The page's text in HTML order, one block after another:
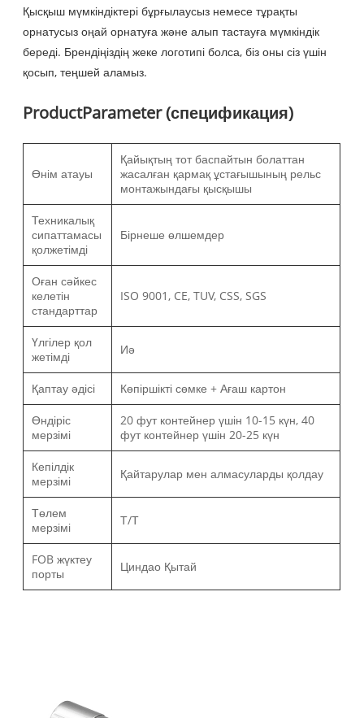
Қысқыш мүмкіндіктері бұрғылаусыз немесе тұрақты
орнатусыз оңай орнатуға және алып тастауға мүмкіндік
береді. Брендіңіздің жеке логотипі болса, біз оны сіз үшін
қосып, теңшей аламыз.
ProductParameter (спецификация)
Өнім атауы
Қайықтың тот баспайтын болаттан
жасалған қармақ ұстағышының рельс
монтажындағы қысқышы
Техникалық
сипаттамасы
қолжетімді
Бірнеше өлшемдер
Оған сәйкес
келетін
стандарттар
ISO 9001, CE, TUV, CSS, SGS
Үлгілер қол
жетімді
Иә
Қаптау әдісі Көпіршікті сөмке + Ағаш картон
Өндіріс
мерзімі
20 фут контейнер үшін 10-15 күн, 40
фут контейнер үшін 20-25 күн
Кепілдік
мерзімі
Қайтарулар мен алмасуларды қолдау
Төлем
мерзімі
Т/Т
FOB жүктеу
порты
Циндао Қытай